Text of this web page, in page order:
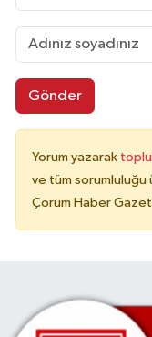
Gönder
Yorum yazarak
ve tüm sorumluluğu
Çorum Haber